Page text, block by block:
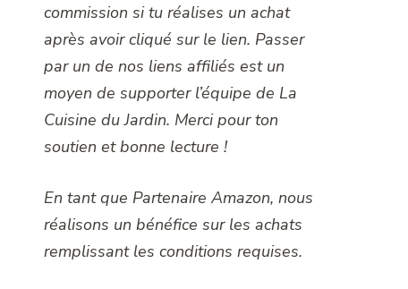
commission si tu réalises un achat
après avoir cliqué sur le lien. Passer
par un de nos liens affiliés est un
moyen de supporter l’équipe de La
Cuisine du Jardin. Merci pour ton
soutien et bonne lecture !
En tant que Partenaire Amazon, nous
réalisons un bénéfice sur les achats
remplissant les conditions requises.